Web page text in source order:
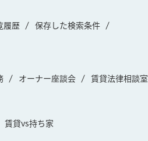
履歴
保存した検索条件
オーナー座談会 賃貸法律相談室
賃貸vs持ち家